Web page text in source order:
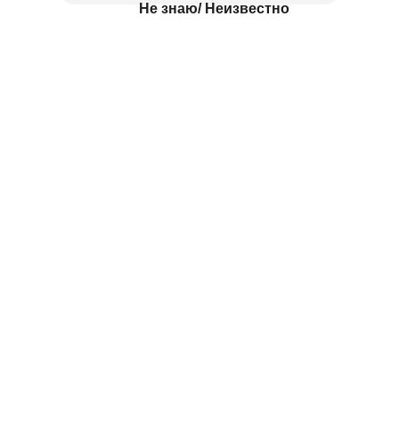
Не знаю/ Неизвестно